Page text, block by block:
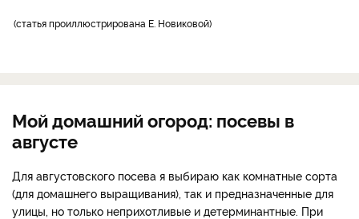
статья проиллюстрирована Е. Новиковой
Мой домашний огород: посевы в
августе
Для августовского посева я выбираю как комнатные сорта
(для домашнего выращивания), так и предназначенные для
улицы, но только неприхотливые и детерминантные. При